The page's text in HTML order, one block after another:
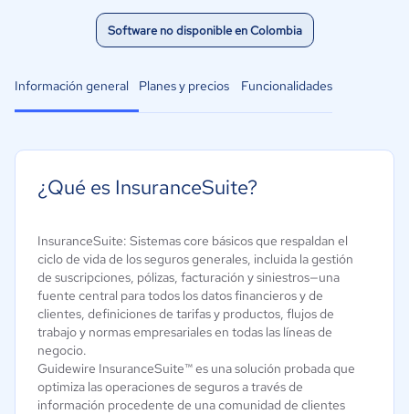
Software no disponible en Colombia
Información general Planes y precios Funcionalidades
¿Qué es InsuranceSuite?
InsuranceSuite: Sistemas core básicos que respaldan el
ciclo de vida de los seguros generales, incluida la gestión
de suscripciones, pólizas, facturación y siniestros—una
fuente central para todos los datos financieros y de
clientes, definiciones de tarifas y productos, flujos de
trabajo y normas empresariales en todas las líneas de
negocio.
Guidewire InsuranceSuite™ es una solución probada que
optimiza las operaciones de seguros a través de
información procedente de una comunidad de clientes